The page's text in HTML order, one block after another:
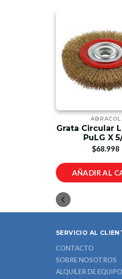
ABRACOL
Grata Circular
PuLG X
$68.998
AÑADIR AL
SERVICIO AL
CONTACTO
SOBRE NOSOTROS
ALQUILER DE